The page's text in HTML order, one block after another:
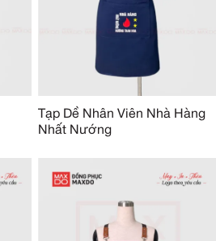
Tạp Dề Nhân Viên Nhà Hàng
Nhất Nướng